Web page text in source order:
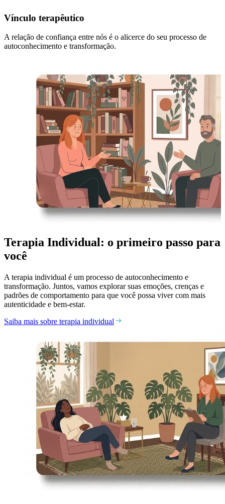
Vínculo terapêutico
A relação de confiança entre nós é o alicerce do seu processo de
autoconhecimento e transformação.
Terapia Individual: o primeiro passo para
você
A terapia individual é um processo de autoconhecimento e
transformação. Juntos, vamos explorar suas emoções, crenças e
padrões de comportamento para que você possa viver com mais
autenticidade e bem-estar.
Saiba mais sobre terapia individual